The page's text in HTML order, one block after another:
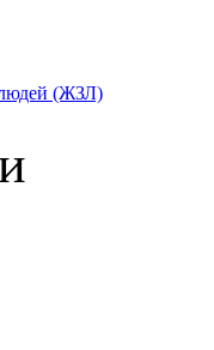
(ЖЗЛ)